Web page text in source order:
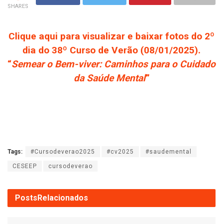
SHARES
Clique aqui para visualizar e baixar fotos do 2º
dia do 38º Curso de Verão (08/01/2025).
“Semear o Bem-viver: Caminhos para o Cuidado
da Saúde Mental”
Tags: #Cursodeverao2025 #cv2025 #saudemental
CESEEP cursodeverao
PostsRelacionados